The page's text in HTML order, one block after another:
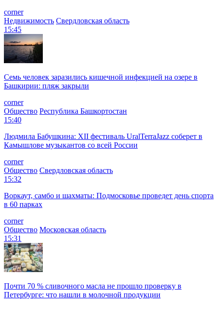
corner
Недвижимость Свердловская область
15:45
Семь человек заразились кишечной инфекцией на озере в
Башкирии: пляж закрыли
corner
Общество Республика Башкортостан
15:40
Людмила Бабушкина: XII фестиваль UralTerraJazz соберет в
Камышлове музыкантов со всей России
corner
Общество Свердловская область
15:32
Воркаут, самбо и шахматы: Подмосковье проведет день спорта
в 60 парках
corner
Общество Московская область
15:31
Почти 70 % сливочного масла не прошло проверку в
Петербурге: что нашли в молочной продукции